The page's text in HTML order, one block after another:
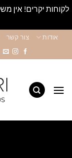
content
אודות צור קשר